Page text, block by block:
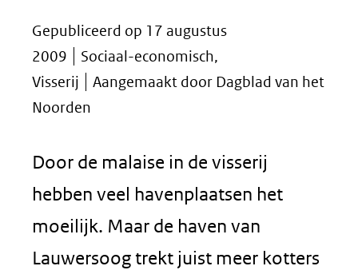
Gepubliceerd op 17 augustus
2009
Sociaal-economisch,
Visserij
Aangemaakt door Dagblad van het
Noorden
Door de malaise in de visserij
hebben veel havenplaatsen het
moeilijk. Maar de haven van
Lauwersoog trekt juist meer kotters